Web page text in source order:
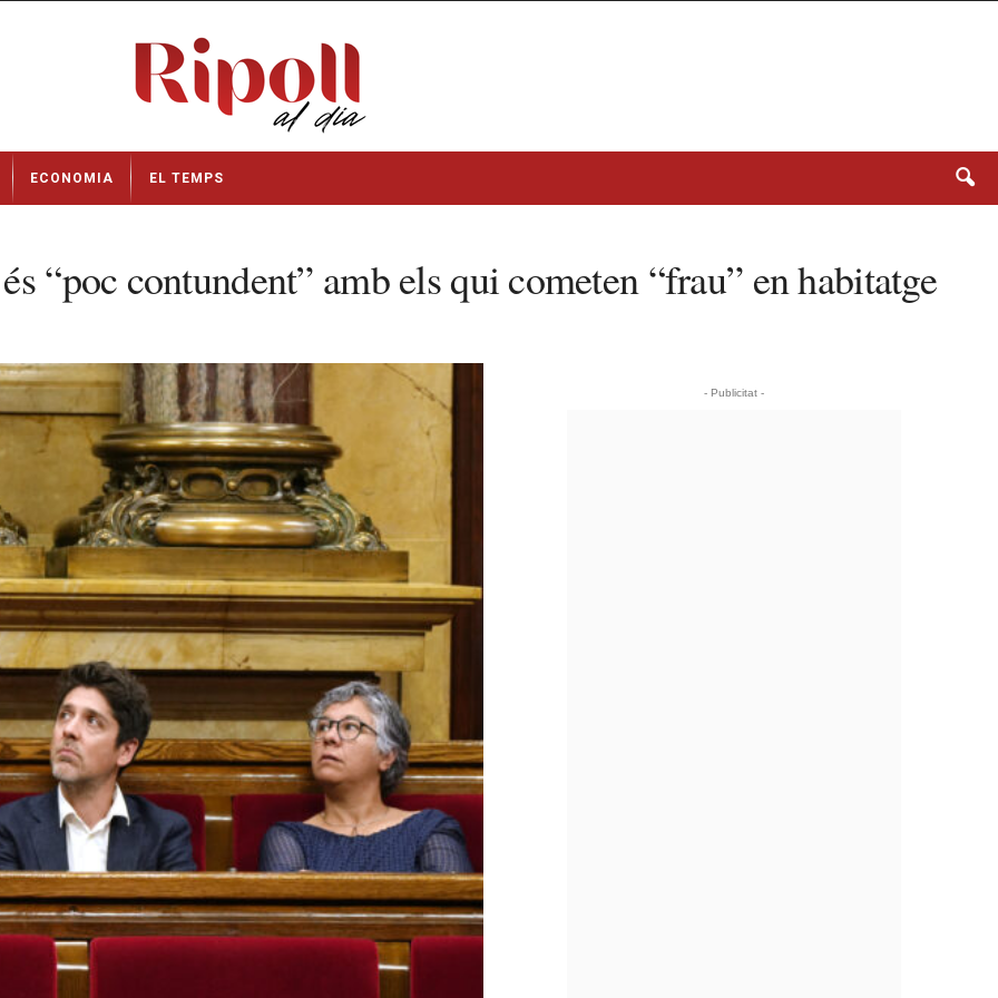
ECONOMIA EL TEMPS
“poc contundent” amb els qui cometen “frau” en habitatge
- Publicitat -